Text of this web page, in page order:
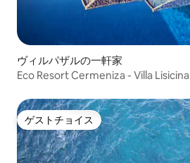
ヴィルパザルの一軒家
Eco Resort Cermeniza - Villa Lisicina
ゲストチョイス
ゲストチョイス